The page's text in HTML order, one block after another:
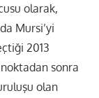
olarak,
Mursi’yi
2013
sonra
olan